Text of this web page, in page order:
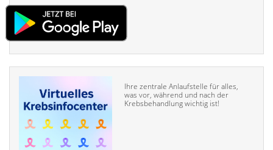
Ihre zentrale Anlaufstelle für alles,
was vor, während und nach der
Krebsbehandlung wichtig ist!